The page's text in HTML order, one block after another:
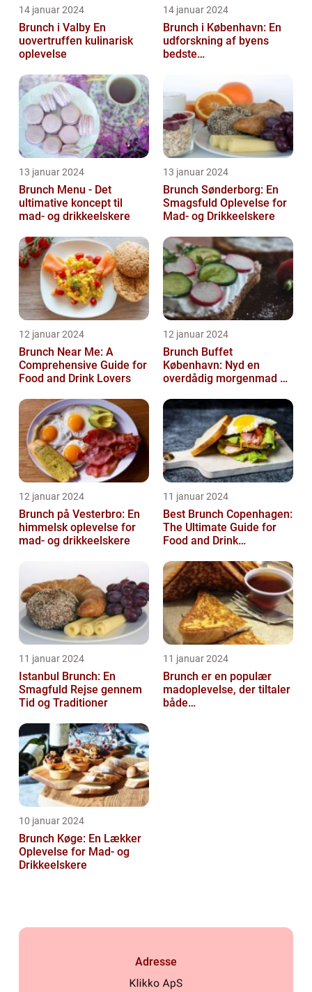
14 januar 2024
Brunch i Valby En
uovertruffen kulinarisk
oplevelse
14 januar 2024
Brunch i København: En
udforskning af byens
bedste
13 januar 2024
Brunch Menu - Det
ultimative koncept til
mad- og drikkeelskere
13 januar 2024
Brunch Sønderborg: En
Smagsfuld Oplevelse for
Mad- og Drikkeelskere
12 januar 2024
Brunch Near Me: A
Comprehensive Guide for
Food and Drink Lovers
12 januar 2024
Brunch Buffet
København: Nyd en
overdådig morgenmad og
12 januar 2024
Brunch på Vesterbro: En
himmelsk oplevelse for
mad- og drikkeelskere
11 januar 2024
Best Brunch Copenhagen:
The Ultimate Guide for
Food and Drink
11 januar 2024
Istanbul Brunch: En
Smagfuld Rejse gennem
Tid og Traditioner
11 januar 2024
Brunch er en populær
madoplevelse, der tiltaler
både
10 januar 2024
Brunch Køge: En Lækker
Oplevelse for Mad- og
Drikkeelskere
Adresse